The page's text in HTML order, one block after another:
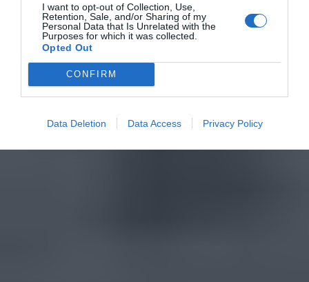
I want to opt-out of Collection, Use,
Retention, Sale, and/or Sharing of my
Personal Data that Is Unrelated with the
Purposes for which it was collected.
Opted Out
CONFIRM
Data Deletion Data Access Privacy Policy